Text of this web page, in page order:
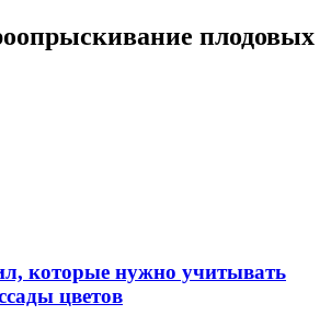
плодовых
которые нужно учитывать
цветов